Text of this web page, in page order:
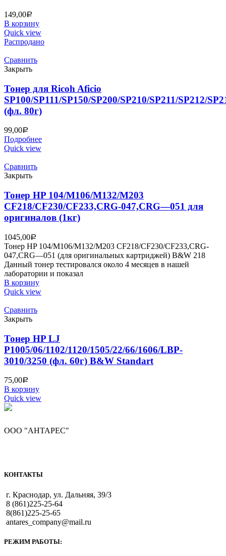
149,00Р
В корзину
Quick view
Распродано
Сравнить
Закрыть
Тонер для Ricoh Aficio
SP100/SP111/SP150/SP200/SP210/SP211/SP212/
(фл. 80г)
99,00Р
Подробнее
Quick view
Сравнить
Закрыть
Тонер HP 104/M106/M132/M203
CF218/CF230/CF233,CRG-047,CRG—051 для
оригиналов (1кг)
1045,00Р
Тонер HP 104/M106/M132/M203 CF218/CF230/CF233,CRG-
047,CRG—051 (для оригинальных картриджей) B&W 218
Данный тонер тестировался около 4 месяцев в нашей
лаборатории и показал
В корзину
Quick view
Сравнить
Закрыть
Тонер HP LJ
P1005/06/1102/1120/1505/22/66/1606/LBP-
3010/3250 (фл. 60г) B&W Standart
75,00Р
В корзину
Quick view
ООО "АНТАРЕС"
КОНТАКТЫ
г. Краснодар, ул. Дальняя, 39/3
8 (861)225-25-64
8(861)225-25-65
antares_company@mail.ru
РЕЖИМ РАБОТЫ: